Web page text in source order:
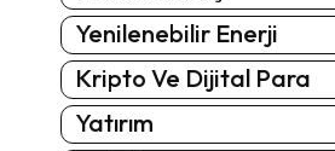
Yenilenebilir Enerji
Kripto Ve Dijital Para
Yatırım